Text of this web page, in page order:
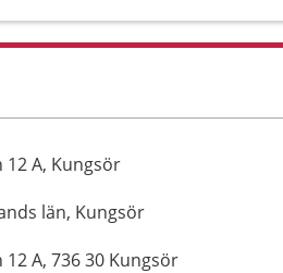
12 A, Kungsör
län, Kungsör
A, 736 30 Kungsör